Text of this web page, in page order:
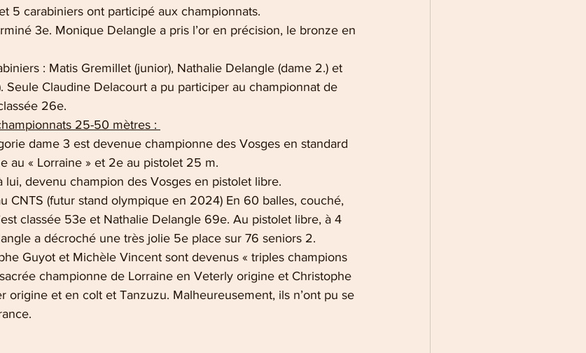
5 carabiniers ont participé aux championnats.
3e. Monique Delangle a pris l’or en précision, le bronze en
: Matis Gremillet (junior), Nathalie Delangle (dame 2.) et
Seule Claudine Delacourt a pu participer au championnat de
26e.
25-50 mètres :
dame 3 est devenue championne des Vosges en standard
au « Lorraine » et 2e au pistolet 25 m.
lui, devenu champion des Vosges en pistolet libre.
CNTS (futur stand olympique en 2024) En 60 balles, couché,
classée 53e et Nathalie Delangle 69e. Au pistolet libre, à 4
a décroché une très jolie 5e place sur 76 seniors 2.
Guyot et Michèle Vincent sont devenus « triples champions
championne de Lorraine en Veterly origine et Christophe
origine et en colt et Tanzuzu. Malheureusement, ils n’ont pu se